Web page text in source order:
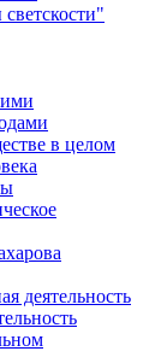
в целом
деятельность